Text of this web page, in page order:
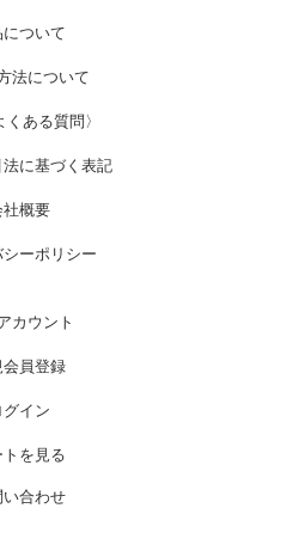
について
法について
ある質問〉
に基づく表記
社概要
シーポリシー
カウント
会員登録
グイン
を見る
い合わせ